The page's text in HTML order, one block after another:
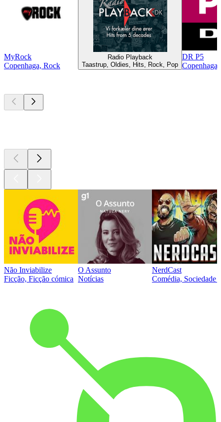
MyRock
Copenhaga, Rock
Radio Playback
Taastrup, Oldies, Hits, Rock, Pop
DR P5
Não Inviabilize
Ficção, Ficção cómica
O Assunto
Notícias
NerdCast
Comédia, Sociedade